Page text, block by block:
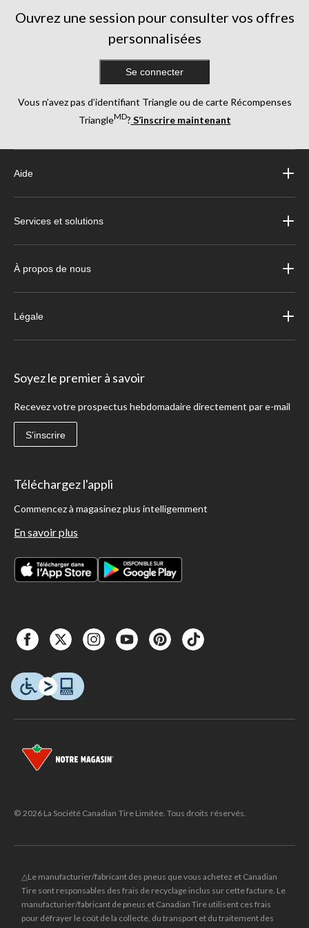
Ouvrez une session pour consulter vos offres
personnalisées
Se connecter
Vous n’avez pas d’identifiant Triangle ou de carte Récompenses
TriangleMD? S’inscrire maintenant
Aide
Services et solutions
À propos de nous
Légale
Soyez le premier à savoir
Recevez votre prospectus hebdomadaire directement par e-mail
S'inscrire
Téléchargez l'appli
Commencez à magasinez plus intelligemment
En savoir plus
© 2026 La Société Canadian Tire Limitée. Tous droits réservés.
△Le manufacturier/fabricant des pneus que vous achetez et Canadian
Tire sont responsables des frais de recyclage inclus sur cette facture. Le
manufacturier/fabricant de pneus et Canadian Tire utilisent ces frais
pour défrayer le coût de la collecte, du transport et du traitement des